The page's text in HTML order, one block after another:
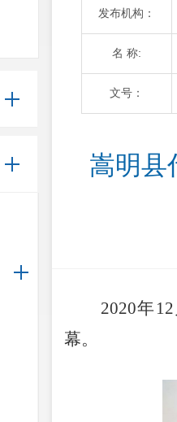
发布机构：
名 称:
文号：
嵩明县
2020年
幕。